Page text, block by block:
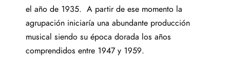
el año de 1935.
A partir de ese momento la
agrupación iniciaría una abundante producción
musical siendo su época dorada los años
comprendidos entre 1947 y 1959.